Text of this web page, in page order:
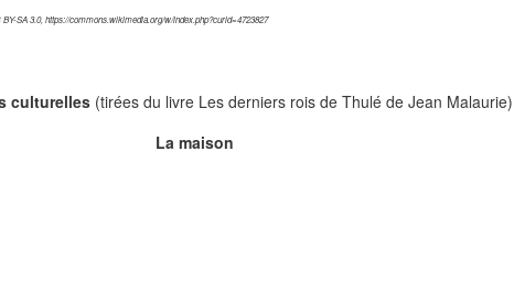
SA 3.0, https://commons.wikimedia.org/w/index.php?curid=4723827
culturelles (tirées du livre Les derniers rois de Thulé de Jean Malaurie)
La maison